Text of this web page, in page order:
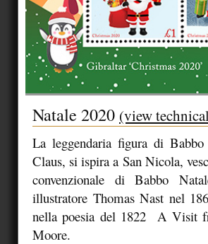
Natale 2020 (view
La leggendaria figura di
Claus, si ispira a San Nicola,
convenzionale di Babbo
illustratore Thomas Nast nel
nella poesia del 1822 A Visit
Moore.